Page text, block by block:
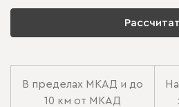
В пределах МКАД и до
10 км от МКАД